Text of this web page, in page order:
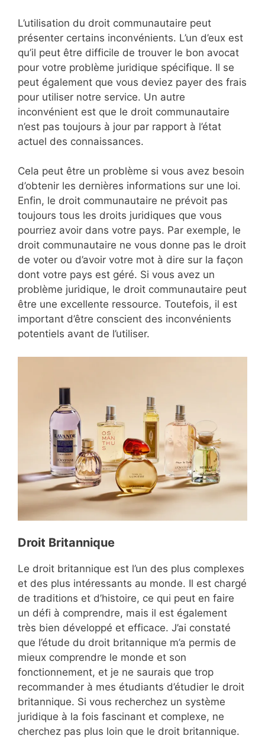
L’utilisation du droit communautaire peut
présenter certains inconvénients. L’un d’eux est
qu’il peut être difficile de trouver le bon avocat
pour votre problème juridique spécifique. Il se
peut également que vous deviez payer des frais
pour utiliser notre service. Un autre
inconvénient est que le droit communautaire
n’est pas toujours à jour par rapport à l’état
actuel des connaissances.
Cela peut être un problème si vous avez besoin
d’obtenir les dernières informations sur une loi.
Enfin, le droit communautaire ne prévoit pas
toujours tous les droits juridiques que vous
pourriez avoir dans votre pays. Par exemple, le
droit communautaire ne vous donne pas le droit
de voter ou d’avoir votre mot à dire sur la façon
dont votre pays est géré. Si vous avez un
problème juridique, le droit communautaire peut
être une excellente ressource. Toutefois, il est
important d’être conscient des inconvénients
potentiels avant de l’utiliser.
Droit Britannique
Le droit britannique est l’un des plus complexes
et des plus intéressants au monde. Il est chargé
de traditions et d’histoire, ce qui peut en faire
un défi à comprendre, mais il est également
très bien développé et efficace. J’ai constaté
que l’étude du droit britannique m’a permis de
mieux comprendre le monde et son
fonctionnement, et je ne saurais que trop
recommander à mes étudiants d’étudier le droit
britannique. Si vous recherchez un système
juridique à la fois fascinant et complexe, ne
cherchez pas plus loin que le droit britannique.